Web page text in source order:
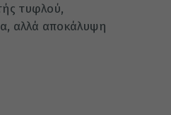
τυφλού,
αλλά αποκάλυψη